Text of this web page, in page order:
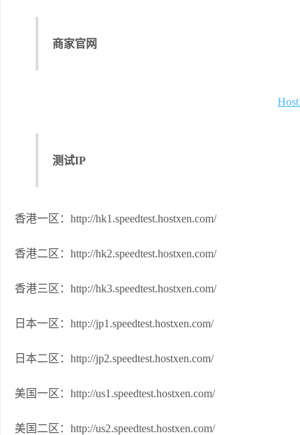
商家官网
测试IP
香港一区：http://hk1.speedtest.hostxen.com/
香港二区：http://hk2.speedtest.hostxen.com/
香港三区：http://hk3.speedtest.hostxen.com/
日本一区：http://jp1.speedtest.hostxen.com/
日本二区：http://jp2.speedtest.hostxen.com/
美国一区：http://us1.speedtest.hostxen.com/
美国二区：http://us2.speedtest.hostxen.com/